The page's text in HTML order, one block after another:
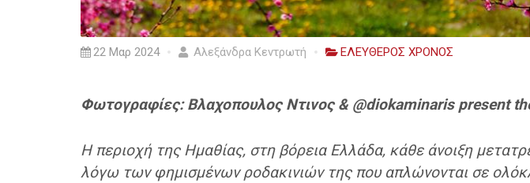
22 Μαρ 2024 Αλεξάνδρα Κεντρωτή ΕΛΕΥΘΕΡΟΣ ΧΡΟΝΟΣ
Φωτογραφίες: Βλαχοπουλος Ντινος & @diokaminaris present
H περιοχή της Ημαθίας, στη βόρεια Ελλάδα, κάθε άνοιξη
λόγω των φημισμένων ροδακινιών της που απλώνονται σε